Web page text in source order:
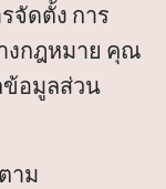
จัดตั้ง การ
งกฎหมาย คุณ
อมูลส่วน
าม